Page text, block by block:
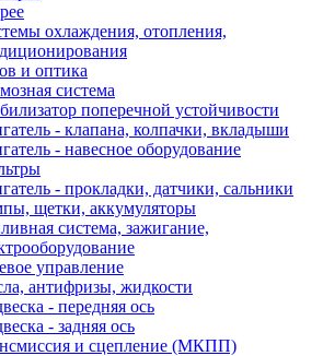
охлаждения, отопления,
и оптика
система
поперечной устойчивости
- клапана, колпачки, вкладыши
- навесное оборудование
- прокладки, датчики, сальники
щетки, аккумуляторы
система, зажигание,
управление
антифризы, жидкости
- передняя ось
- задняя ось
и сцепление (МКПП)